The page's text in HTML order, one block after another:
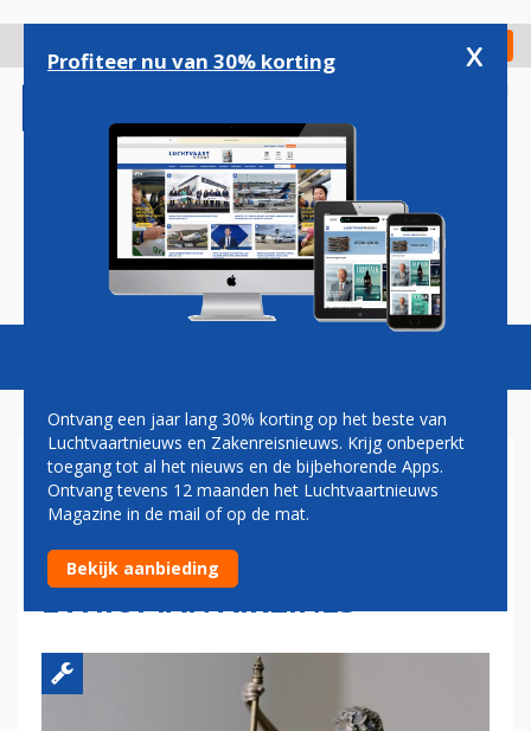
gaan
Check in
Magazine Podcasts Vacatures
BOEING VOOR DE RECHTER IN
EERSTE CIVIELE ZAAK ROND
DODELIJKE CRASH
ETHIOPIAN AIRLINES
Profiteer nu van 30% korting x
Ontvang een jaar lang 30% korting op het beste van
Luchtvaartnieuws en Zakenreisnieuws. Krijg onbeperkt
toegang tot al het nieuws en de bijbehorende Apps.
Ontvang tevens 12 maanden het Luchtvaartnieuws
Magazine in de mail of op de mat.
Bekijk aanbieding